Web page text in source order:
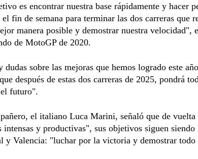
es encontrar nuestra base rápidamente y hacer
el fin de semana para terminar las dos carreras que
manera posible y demostrar nuestra velocidad",
de MotoGP de 2020.
dudas sobre las mejoras que hemos logrado este
después de estas dos carreras de 2025, pondrá
futuro".
el italiano Luca Marini, señaló que de vuelta
intensas y productivas", sus objetivos siguen siendo
y Valencia: "luchar por la victoria y demostrar todo